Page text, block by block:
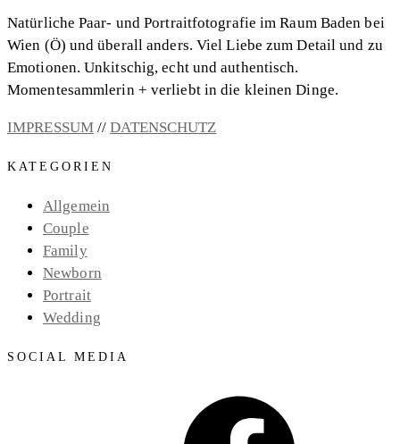
Natürliche Paar- und Portraitfotografie im Raum Baden bei
Wien (Ö) und überall anders. Viel Liebe zum Detail und zu
Emotionen. Unkitschig, echt und authentisch.
Momentesammlerin + verliebt in die kleinen Dinge.
IMPRESSUM//DATENSCHUTZ
KATEGORIEN
Allgemein
Couple
Family
Newborn
Portrait
Wedding
SOCIAL MEDIA